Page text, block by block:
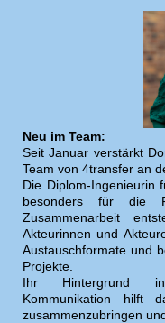
Neu im Team:
Seit Januar verstärkt
Team von 4transfer an
Die Diplom-Ingenieurin
besonders für die
Zusammenarbeit
Akteurinnen und
Austauschformate und
Projekte.
Ihr Hintergrund in
Kommunikation hilft
zusammenzubringen